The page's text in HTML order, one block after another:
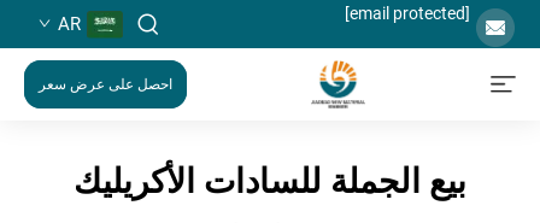
[email protected]
AR
احصل على عرض سعر
بيع الجملة للسادات الأكريليك